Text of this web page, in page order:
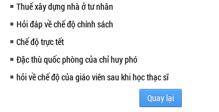
Thuế xây dựng nhà ở tư nhân
Hỏi đáp về chế độ chính sách
Chế độ trực tết
Đặc thù quốc phòng của chỉ huy phó
hỏi về chế độ của giáo viên sau khi học thạc sĩ
Quay lại